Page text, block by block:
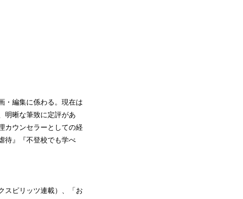
・編集に係わる。現在は
明晰な筆致に定評があ
カウンセラーとしての経
待』『不登校でも学べ
スピリッツ連載）、「お